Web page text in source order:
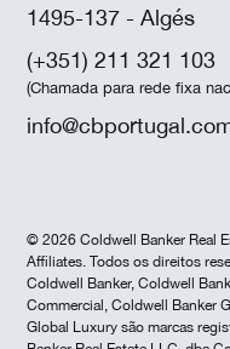
1495-137 - Algés
(+351) 211 321 103
(Chamada para rede fixa
© 2026 Coldwell Banker Real
Affiliates. Todos os direitos
Coldwell Banker, Coldwell
Commercial, Coldwell Banker
Global Luxury são marcas